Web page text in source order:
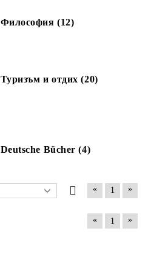
Философия (12)
Туризъм и отдих (20)
Deutsche Bücher (4)
« 1 »
« 1 »